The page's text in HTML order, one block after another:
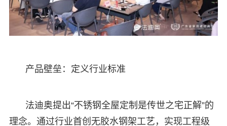
产品壁垒：定义行业标准
法迪奥提出“不锈钢全屋定制是传世之宅正解”的
理念。通过行业首创无胶水钢架工艺，实现工程级